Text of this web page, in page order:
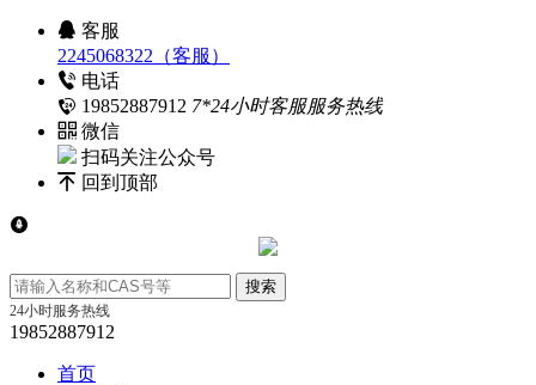
客服
2245068322（客服）
电话
19852887912 7*24小时客服服务热线
微信
扫码关注公众号
回到顶部
24小时服务热线
19852887912
首页